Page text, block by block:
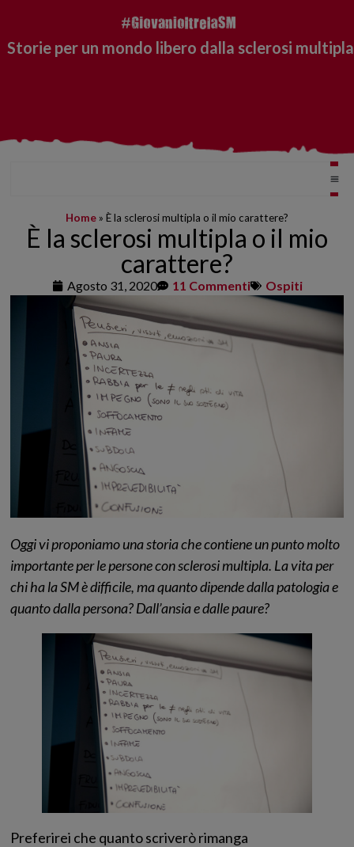
Storie per un mondo libero dalla sclerosi multipla
Home » È la sclerosi multipla o il mio carattere?
È la sclerosi multipla o il mio
carattere?
Agosto 31, 2020 11 Commenti Ospiti
Oggi vi proponiamo una storia che contiene un punto molto
importante per le persone con sclerosi multipla. La vita per
chi ha la SM è difficile, ma quanto dipende dalla patologia e
quanto dalla persona? Dall’ansia e dalle paure?
Preferirei che quanto scriverò rimanga